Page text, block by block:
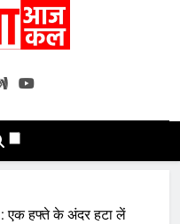
Kal
एक हफ्ते के अंदर हटा लें